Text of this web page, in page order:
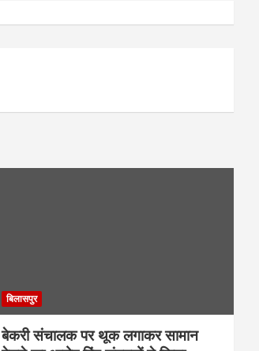
बिलासपुर
बेकरी संचालक पर थूक लगाकर सामान